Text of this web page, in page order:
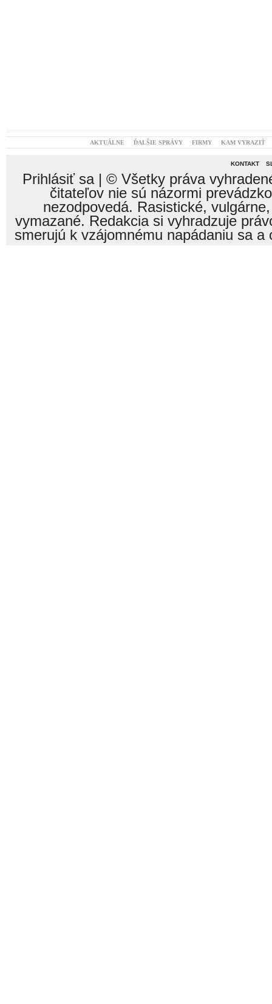
AKTUÁLNE ĎALŠIE SPRÁVY FIRMY KAM VYRAZIŤ
KONTAKT
Prihlásiť sa| © Všetky práva
čitateľov nie sú názormi
nezodpovedá. Rasistické,
vymazané. Redakcia si vyhradzuje
smerujú k vzájomnému napádaniu sa